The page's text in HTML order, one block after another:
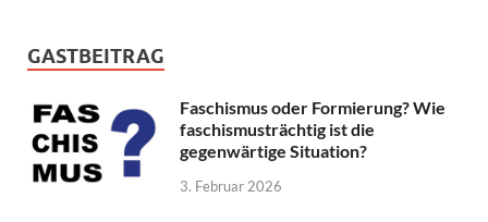
GASTBEITRAG
Faschismus oder Formierung? Wie
faschismusträchtig ist die
gegenwärtige Situation?
3. Februar 2026